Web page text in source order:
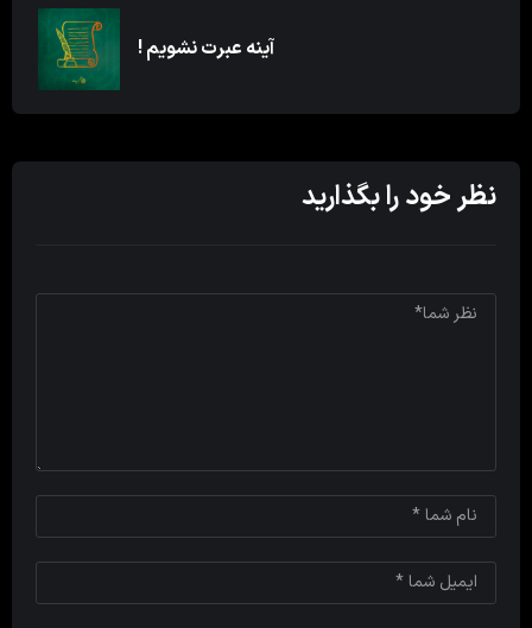
آینه عبرت نشویم !
نظر خود را بگذارید